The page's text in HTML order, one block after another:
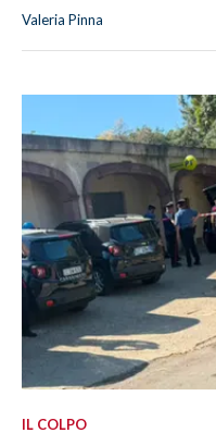
Valeria Pinna
IL COLPO